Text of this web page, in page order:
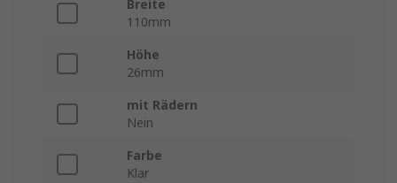
Breite
110mm
Höhe
26mm
mit Rädern
Nein
Farbe
Klar